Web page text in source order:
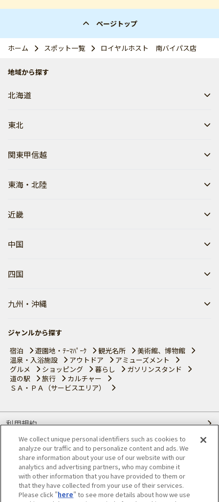
ページトップ
ホーム スポット一覧 ロイヤルホスト 南バイパス店
地域から探す
北海道
東北
関東甲信越
東海・北陸
近畿
中国
四国
九州・沖縄
ジャンルから探す
宿泊
遊園地・ﾃｰﾏﾊﾟｰｸ 観光名所
美術館、博物館
温泉・入浴施設
アウトドア
アミューズメント
グルメ
ショッピング 暮らし
ガソリンスタンド
道の駅
旅行
カルチャー
ＳＡ・ＰＡ（サービスエリア）
利用規約
個人情報の取り扱いについて
会員優待サービスの提携をご検討の方へ
JAFホームページ
We collect unique personal identifiers such as cookies to
analyze our traffic and to personalize content and ads. We
share information about your use of our website with our
analytics and advertising partners, who may combine it
with other information that you have provided to them or
that they have collected from your use of their services.
Please click "here" to see more details about how we use